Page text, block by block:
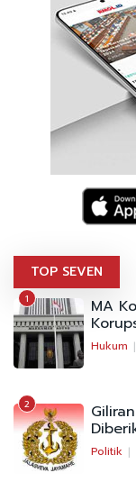
TOP SEVEN
1 MA
Hukum
2
Politik